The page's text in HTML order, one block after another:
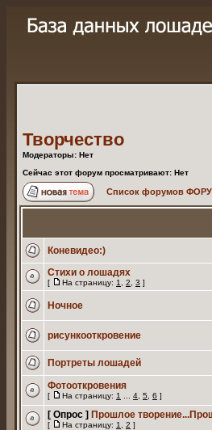
Творчество
Модераторы: Нет
Сейчас этот форум просматривают: Нет
Список форумов
Коневидео:)
Стихи о лошадях
[ На страницу: 1 2 3 ]
Ночное
рисункооткровение
Портреты лошадей
Фотооткровения
[ На страницу: 1 4 5 6 ]
[ Опрос ] Прошлое
[ На страницу: 1 2 ]